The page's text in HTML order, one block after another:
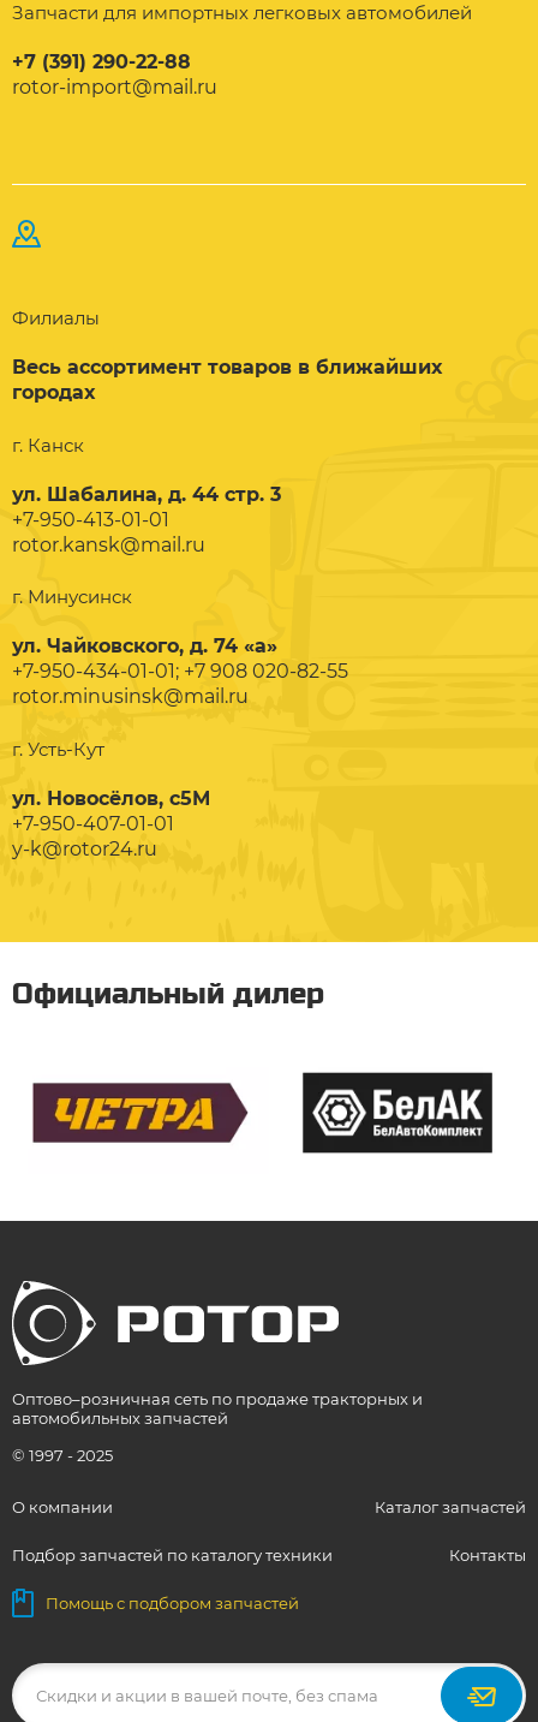
Запчасти для импортных легковых автомобилей
+7 (391) 290-22-88
rotor-import@mail.ru
Филиалы
Весь ассортимент товаров в ближайших
городах
г. Канск
ул. Шабалина, д. 44 стр. 3
+7-950-413-01-01
rotor.kansk@mail.ru
г. Минусинск
ул. Чайковского, д. 74 «а»
+7-950-434-01-01; +7 908 020-82-55
rotor.minusinsk@mail.ru
г. Усть-Кут
ул. Новосёлов, с5М
+7-950-407-01-01
y-k@rotor24.ru
Официальный дилер
Оптово–розничная сеть по продаже тракторных и
автомобильных запчастей
© 1997 - 2025
О компании Каталог запчастей
Подбор запчастей по каталогу техники Контакты
Помощь с подбором запчастей